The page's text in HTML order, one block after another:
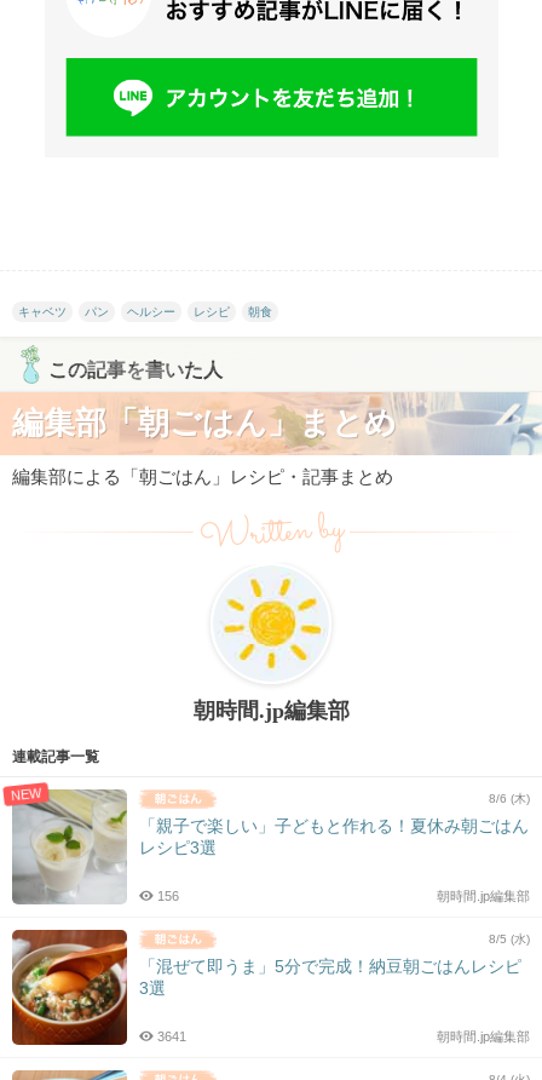
キャベツ パン ヘルシー レシピ 朝食
この記事を書いた人
編集部「朝ごはん」まとめ
編集部による「朝ごはん」レシピ・記事まとめ
Written by
朝時間.jp編集部
連載記事一覧
NEW 8/6 (木)
「親子で楽しい」子どもと作れる！夏休み朝ごはん
レシピ3選
朝時間.jp編集部
156
8/5 (水)
「混ぜて即うま」5分で完成！納豆朝ごはんレシピ
3選
朝時間.jp編集部
3641